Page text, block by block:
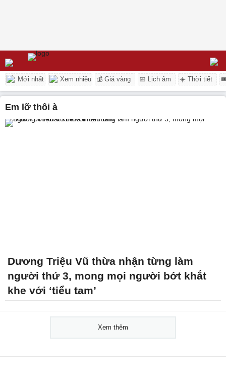
Mới nhất Xem nhiều 💰 Giá vàng 📅 Lịch âm ☀️ Thời tiết
Em lỡ thôi à
Dương Triệu Vũ thừa nhận từng làm
người thứ 3, mong mọi người bớt khắt
khe với ‘tiểu tam’
Xem thêm